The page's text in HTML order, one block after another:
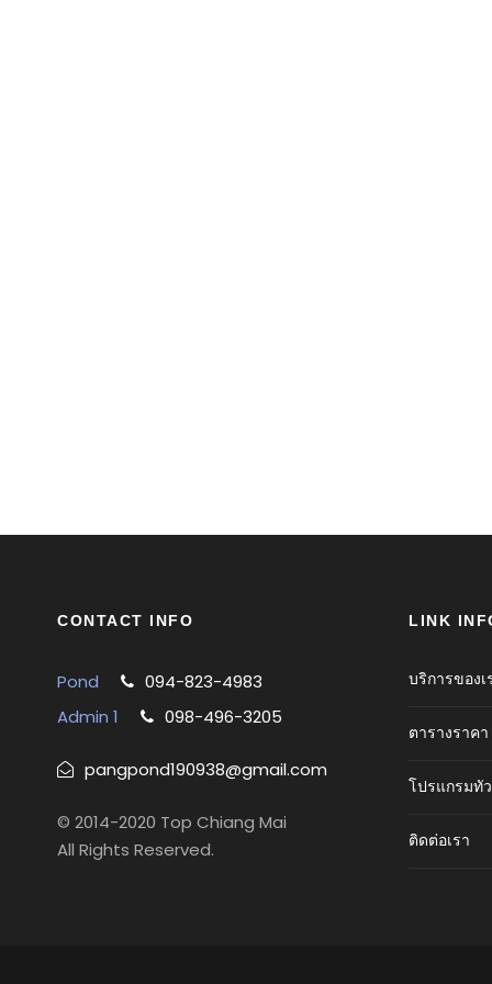
CONTACT INFO
Pond
094-823-4983
Admin 1
098-496-3205
pangpond190938@gmail.com
© 2014-2020 Top Chiang Mai
All Rights Reserved.
LINK
บริการของเ
ตารางราคา
โปรแกรมทั
ติดต่อเรา